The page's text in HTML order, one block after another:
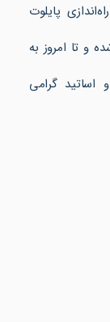
پایلوت
در بهار 1392 افتتاح شده و تا امروز به
گرامی